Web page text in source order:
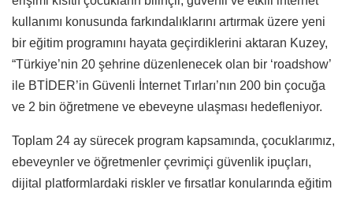
kullanımı konusunda farkındalıklarını artırmak üzere yeni
bir eğitim programını hayata geçirdiklerini aktaran Kuzey,
“Türkiye’nin 20 şehrine düzenlenecek olan bir ‘roadshow’
ile BTİDER’in Güvenli İnternet Tırları’nın 200 bin çocuğa
ve 2 bin öğretmene ve ebeveyne ulaşması hedefleniyor.
Toplam 24 ay sürecek program kapsamında, çocuklarımız,
ebeveynler ve öğretmenler çevrimiçi güvenlik ipuçları,
dijital platformlardaki riskler ve fırsatlar konularında eğitim